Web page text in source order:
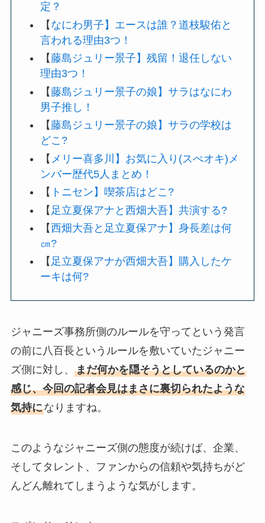
定？
【 なにわ男子】エースは誰？道枝駿佑と
言われる理由3つ！
【藤島ジュリー景子】残留！退任しない
理由3つ！
【藤島ジュリー景子の娘】サラはなにわ
男子推し！
【藤島ジュリー景子の娘】サラの学校は
どこ?
【 メリー喜多川】お気に入り(スぺオキ)メ
ンバー歴代5人まとめ！
【 トニセン】喫茶店はどこ?
【 足立夏保アナと西畑大吾】共演する?
【西畑大吾と足立夏保アナ】身長差は何
㎝?
【 足立夏保アナが西畑大吾】購入したケ
ーキは何?
ジャニーズ事務所側のルールを守ってという発言
の前に八百長というルールを敷いていたジャニー
ズ側に対し、 まだ何かを隠そうとしているのかと
感じ、今回の記者会見はまさに裏切られたような
気持になりますね。
このようなジャニーズ側の態度が続けば、企業、
そしてタレント、ファンからの信頼や気持ちがど
んどん離れてしまうような気がします。